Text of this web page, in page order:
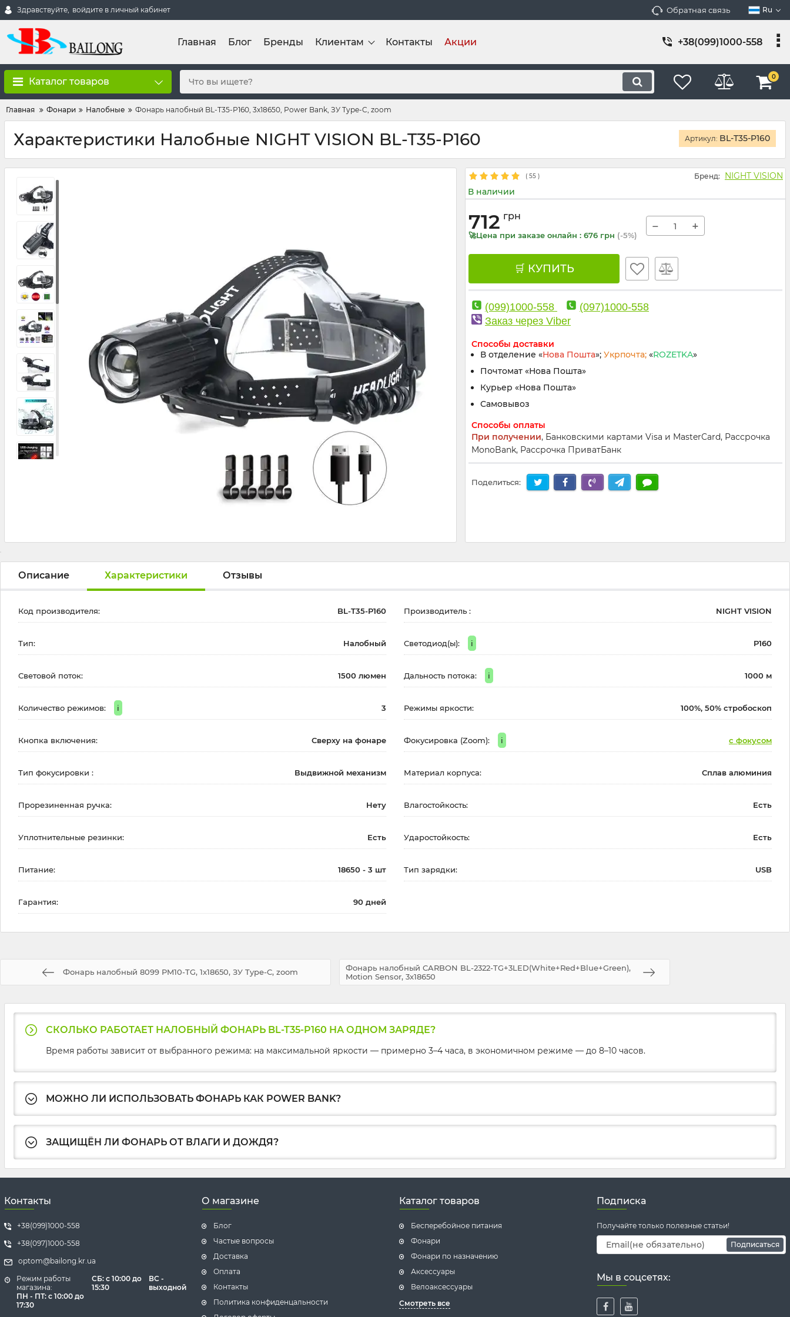
Здравствуйте, войдите в личный кабинет Обратная связь Ru
Главная Блог Бренды Клиентам Контакты Акции +38(099)1000-558
Каталог товаров 0
Главная Фонари Налобные Фонарь налобный BL-T35-P160, 3x18650, Power Bank, ЗУ Type-C, zoom
Характеристики Налобные NIGHT VISION BL-T35-P160 Артикул: BL-T35-P160
( 55 ) Бренд:
NIGHT VISION
В наличии
712 грн
🚀Цена при заказе онлайн : 676 грн (-5%)
− +
🛒 КУПИТЬ
(099)1000-558
(097)1000-558
Заказ через Viber
Способы доставки
В отделение «Нова Пошта»; Укрпочта; «ROZETKA»
Почтомат «Нова Пошта»
Курьер «Нова Пошта»
Самовывоз
Способы оплаты
При получении, Банковскими картами Visa и MasterCard, Рассрочка
MonoBank, Рассрочка ПриватБанк
Поделиться:
Описание Характеристики Отзывы
Код производителя: BL-T35-P160 Производитель : NIGHT VISION
Тип: Налобный Светодиод(ы): i P160
Световой поток: 1500 люмен Дальность потока: i 1000 м
Количество режимов: i 3 Режимы яркости: 100%, 50% стробоскоп
Кнопка включения: Сверху на фонаре Фокусировка (Zoom): i с фокусом
Тип фокусировки : Выдвижной механизм Материал корпуса: Сплав алюминия
Прорезиненная ручка: Нету Влагостойкость: Есть
Уплотнительные резинки: Есть Ударостойкость: Есть
Питание: 18650 - 3 шт Тип зарядки: USB
Гарантия: 90 дней
Фонарь налобный 8099 PM10-TG, 1x18650, ЗУ Type-C, zoom
Фонарь налобный CARBON BL-2322-TG+3LED(White+Red+Blue+Green),
Motion Sensor, 3x18650
СКОЛЬКО РАБОТАЕТ НАЛОБНЫЙ ФОНАРЬ BL-T35-P160 НА ОДНОМ ЗАРЯДЕ?
Время работы зависит от выбранного режима: на максимальной яркости — примерно 3–4 часа, в экономичном режиме — до 8–10 часов.
МОЖНО ЛИ ИСПОЛЬЗОВАТЬ ФОНАРЬ КАК POWER BANK?
ЗАЩИЩЁН ЛИ ФОНАРЬ ОТ ВЛАГИ И ДОЖДЯ?
Контакты
+38(099)1000-558
+38(097)1000-558
optom@bailong.kr.ua
Режим работы
магазина:
ПН - ПТ: с 10:00 до
17:30
СБ: с 10:00 до
15:30
ВС -
выходной
О магазине
Блог
Частые вопросы
Доставка
Оплата
Контакты
Политика конфиденцальности
Каталог товаров
Бесперебойное питания
Фонари
Фонари по назначению
Аксессуары
Велоаксессуары
Смотреть все
Подписка
Получайте только полезные статьи!
Подписаться
Мы в соцсетях: